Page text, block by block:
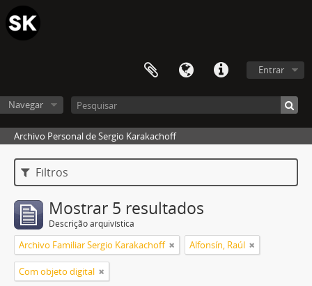
Entrar
Navegar
Archivo Personal de Sergio Karakachoff
Filtros
Mostrar 5 resultados
Descrição arquivística
Archivo Familiar Sergio Karakachoff Alfonsín, Raúl
Com objeto digital